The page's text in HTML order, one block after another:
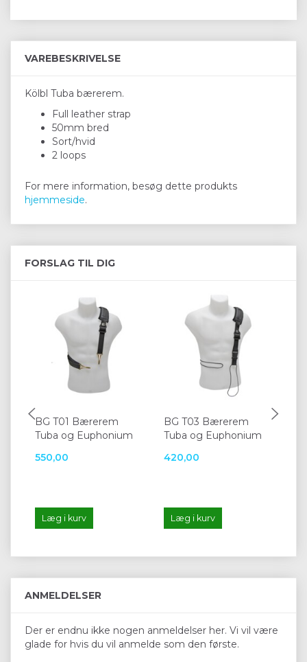
VAREBESKRIVELSE
Kölbl Tuba bærerem.
Full leather strap
50mm bred
Sort/hvid
2 loops
For mere information, besøg dette produkts
hjemmeside.
FORSLAG TIL DIG
BG T01 Bærerem
Tuba og Euphonium
550,00
Læg i kurv
BG T03 Bærerem
Tuba og Euphonium
420,00
Læg i kurv
ANMELDELSER
Der er endnu ikke nogen anmeldelser her. Vi vil være
glade for hvis du vil anmelde som den første.